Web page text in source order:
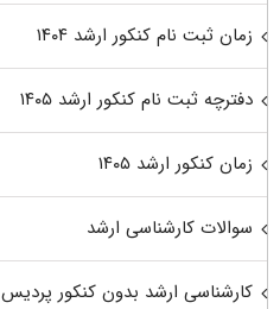
زمان ثبت نام کنکور ارشد ۱۴۰۴
دفترچه ثبت نام کنکور ارشد ۱۴۰۵
زمان کنکور ارشد ۱۴۰۵
سوالات کارشناسی ارشد
کارشناسی ارشد بدون کنکور پردیس